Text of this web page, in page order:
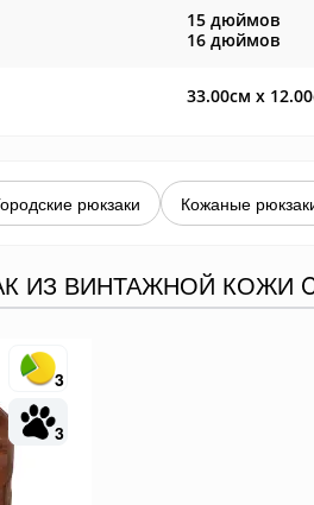
15 дюймов
16 дюймов
33.00см x
рюкзаки Кожаные
ВИНТАЖНОЙ КОЖИ
3
3